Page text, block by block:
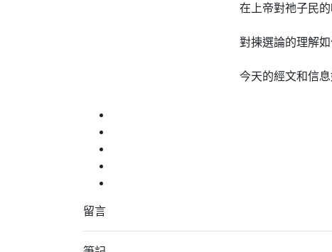
在上帝對祂子民
對揀選論的理解
今天的經文和信
留言